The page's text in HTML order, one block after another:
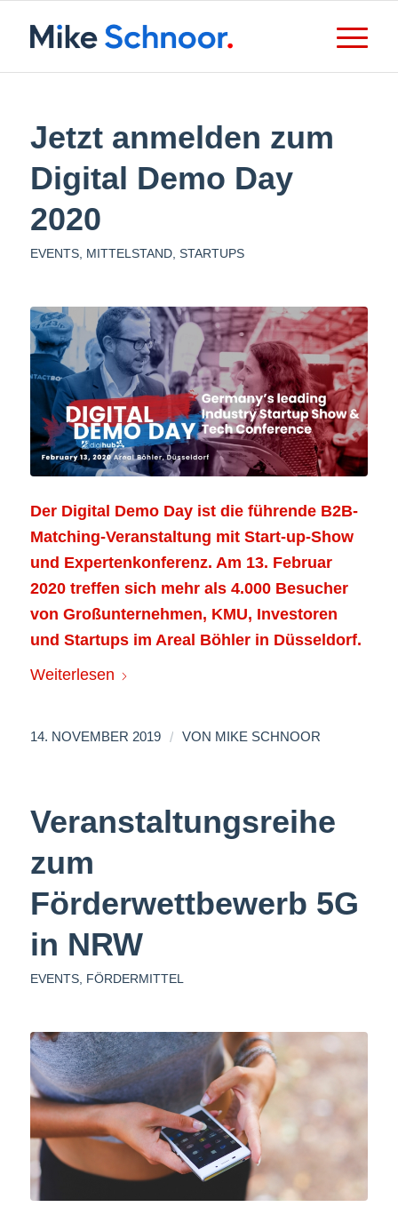
Jetzt anmelden zum
Digital Demo Day
2020
EVENTS, MITTELSTAND, STARTUPS
Der Digital Demo Day ist die führende B2B-
Matching-Veranstaltung mit Start-up-Show
und Expertenkonferenz. Am 13. Februar
2020 treffen sich mehr als 4.000 Besucher
von Großunternehmen, KMU, Investoren
und Startups im Areal Böhler in Düsseldorf.
Weiterlesen
14. NOVEMBER 2019 / VON MIKE SCHNOOR
Veranstaltungsreihe
zum
Förderwettbewerb 5G
in NRW
EVENTS, FÖRDERMITTEL